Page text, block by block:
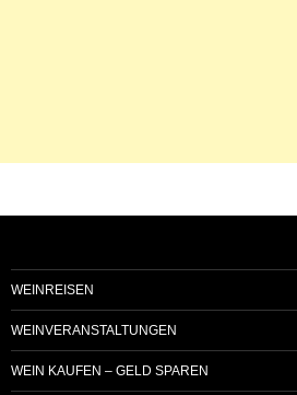
WEINREISEN
WEINVERANSTALTUNGEN
WEIN KAUFEN – GELD SPAREN